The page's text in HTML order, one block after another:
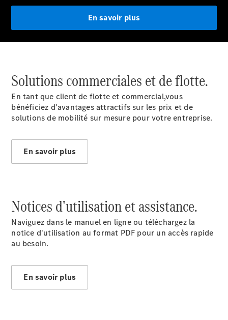
Berline
EQS
Berline
Classe S
Classe S
Limousine
Mercedes-
Classe S
Configurateur
SUV
Tous les
SUVs
En savoir plus
Solutions commerciales et de flotte.
En tant que client de flotte et commercial,vous
bénéficiez d'avantages attractifs sur les prix et de
solutions de mobilité sur mesure pour votre entreprise.
En savoir plus
Notices d’utilisation et assistance.
Naviguez dans le manuel en ligne ou téléchargez la
notice d'utilisation au format PDF pour un accès rapide
au besoin.
En savoir plus